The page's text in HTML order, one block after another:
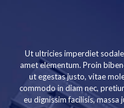
Ut ultricies imperdiet
amet elementum. Proin
ut egestas justo, vitae
commodo in diam nec,
eu dignissim facilisis,